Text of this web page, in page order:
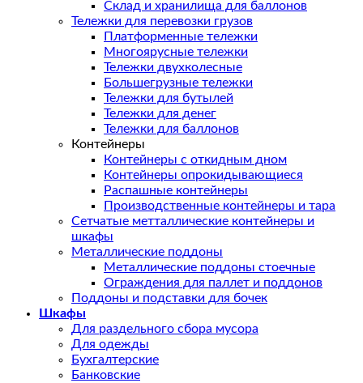
Склад и хранилища для баллонов
Тележки для перевозки грузов
Платформенные тележки
Многоярусные тележки
Тележки двухколесные
Большегрузные тележки
Тележки для бутылей
Тележки для денег
Тележки для баллонов
Контейнеры
Контейнеры с откидным дном
Контейнеры опрокидывающиеся
Распашные контейнеры
Производственные контейнеры и тара
Сетчатые метталлические контейнеры и
шкафы
Металлические поддоны
Металлические поддоны стоечные
Ограждения для паллет и поддонов
Поддоны и подставки для бочек
Шкафы
Для раздельного сбора мусора
Для одежды
Бухгалтерские
Банковские